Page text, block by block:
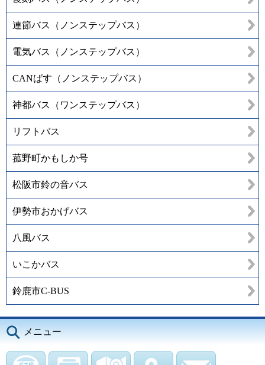
連節バス（ノンステップバス）
電気バス（ノンステップバス）
CANばす（ノンステップバス）
神都バス（ワンステップバス）
リフトバス
菰野町かもしか号
松阪市鈴の音バス
伊勢市おかげバス
八風バス
いこかバス
鈴鹿市C-BUS
メニュー